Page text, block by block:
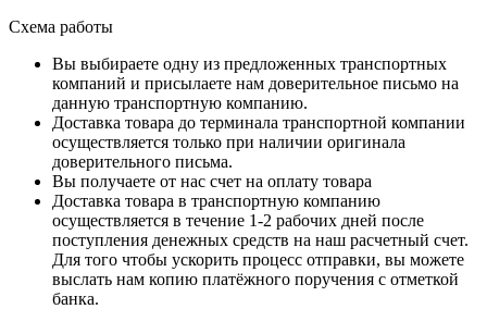
Схема работы
Вы выбираете одну из предложенных транспортных
компаний и присылаете нам доверительное письмо на
данную транспортную компанию.
Доставка товара до терминала транспортной компании
осуществляется только при наличии оригинала
доверительного письма.
Вы получаете от нас счет на оплату товара
Доставка товара в транспортную компанию
осуществляется в течение 1-2 рабочих дней после
поступления денежных средств на наш расчетный счет.
Для того чтобы ускорить процесс отправки, вы можете
выслать нам копию платёжного поручения с отметкой
банка.